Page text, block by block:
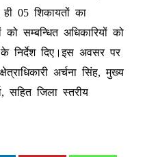
05 शिकायतों का
सम्बन्धित अधिकारियों को
निर्देश दिए।इस अवसर पर
अर्चना सिंह, मुख्य
सहित जिला स्तरीय